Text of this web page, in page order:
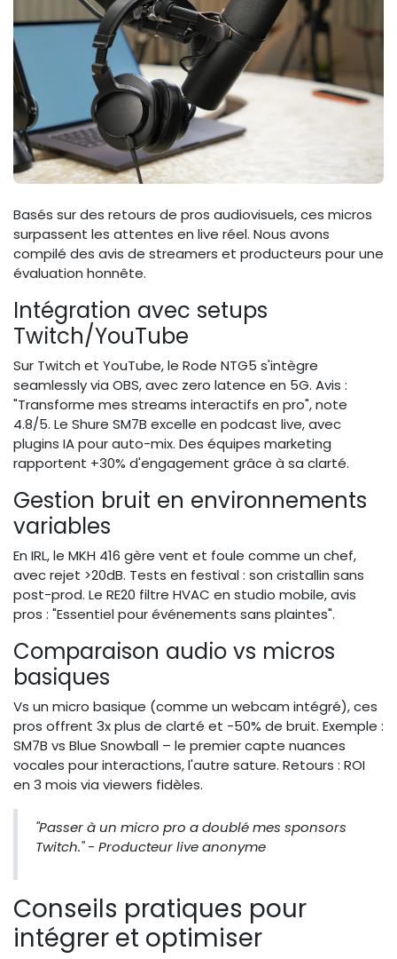
Basés sur des retours de pros audiovisuels, ces micros
surpassent les attentes en live réel. Nous avons
compilé des avis de streamers et producteurs pour une
évaluation honnête.
Intégration avec setups
Twitch/YouTube
Sur Twitch et YouTube, le Rode NTG5 s'intègre
seamlessly via OBS, avec zero latence en 5G. Avis :
"Transforme mes streams interactifs en pro", note
4.8/5. Le Shure SM7B excelle en podcast live, avec
plugins IA pour auto-mix. Des équipes marketing
rapportent +30% d'engagement grâce à sa clarté.
Gestion bruit en environnements
variables
En IRL, le MKH 416 gère vent et foule comme un chef,
avec rejet >20dB. Tests en festival : son cristallin sans
post-prod. Le RE20 filtre HVAC en studio mobile, avis
pros : "Essentiel pour événements sans plaintes".
Comparaison audio vs micros
basiques
Vs un micro basique (comme un webcam intégré), ces
pros offrent 3x plus de clarté et -50% de bruit. Exemple :
SM7B vs Blue Snowball – le premier capte nuances
vocales pour interactions, l'autre sature. Retours : ROI
en 3 mois via viewers fidèles.
"Passer à un micro pro a doublé mes sponsors
Twitch." - Producteur live anonyme
Conseils pratiques pour
intégrer et optimiser